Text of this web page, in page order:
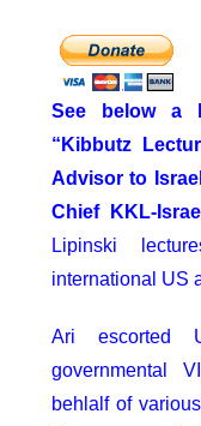
See below a
“Kibbutz
Advisor to
Chief KKL-
Lipinski
international US
Ari escorted
governmental
behlalf of